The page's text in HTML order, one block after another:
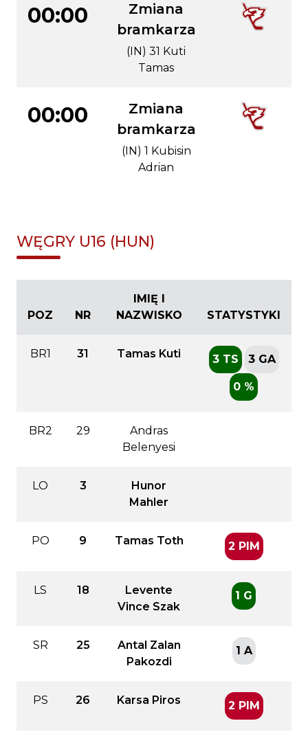
00:00
Zmiana
bramkarza
(IN) 31 Kuti
Tamas
00:00
Zmiana
bramkarza
(IN) 1 Kubisin
Adrian
WĘGRY U16 (HUN)
POZ NR
IMIĘ I
NAZWISKO
STATYSTYKI
BR1 31 Tamas Kuti 3 TS 3 GA
0 %
BR2 29
Andras
Belenyesi
LO 3
Hunor
Mahler
PO 9 Tamas Toth 2 PIM
LS 18
Levente
Vince Szak
1 G
SR 25
Antal Zalan
Pakozdi
1 A
PS 26 Karsa Piros 2 PIM